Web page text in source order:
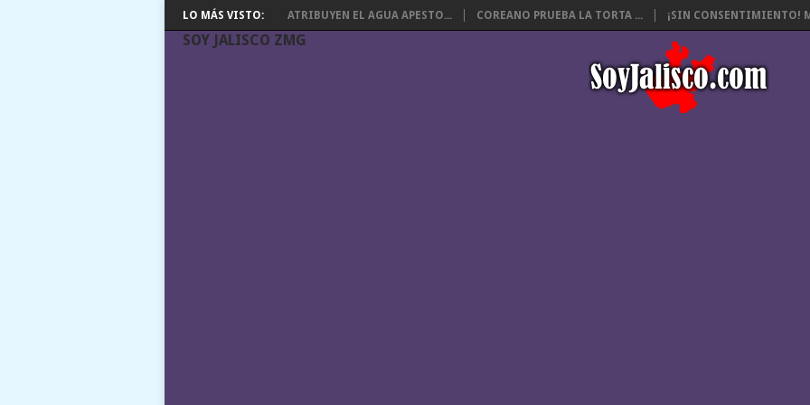
LO MÁS VISTO: ATRIBUYEN EL AGUA APESTO... COREANO PRUEBA LA TORTA ... ¡SIN CONSENTIMIENTO!
SOY JALISCO ZMG